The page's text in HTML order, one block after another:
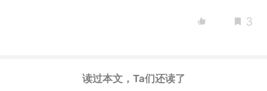
3
读过本文，Ta们还读了